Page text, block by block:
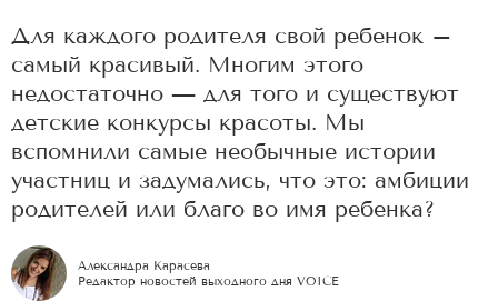
Для каждого родителя свой ребенок –
самый красивый. Многим этого
недостаточно — для того и существуют
детские конкурсы красоты. Мы
вспомнили самые необычные истории
участниц и задумались, что это: амбиции
родителей или благо во имя ребенка?
Александра Карасева
Редактор новостей выходного дня VOICE